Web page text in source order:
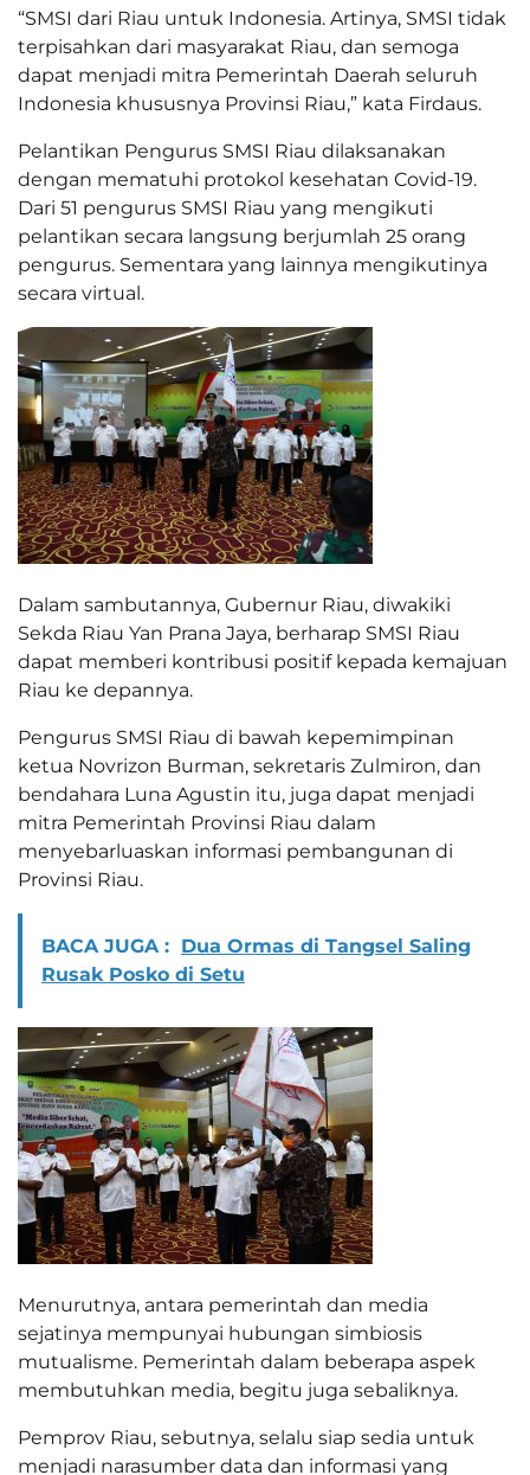
“SMSI dari Riau untuk Indonesia. Artinya, SMSI tidak
terpisahkan dari masyarakat Riau, dan semoga
dapat menjadi mitra Pemerintah Daerah seluruh
Indonesia khususnya Provinsi Riau,” kata Firdaus.
Pelantikan Pengurus SMSI Riau dilaksanakan
dengan mematuhi protokol kesehatan Covid-19.
Dari 51 pengurus SMSI Riau yang mengikuti
pelantikan secara langsung berjumlah 25 orang
pengurus. Sementara yang lainnya mengikutinya
secara virtual.
Dalam sambutannya, Gubernur Riau, diwakiki
Sekda Riau Yan Prana Jaya, berharap SMSI Riau
dapat memberi kontribusi positif kepada kemajuan
Riau ke depannya.
Pengurus SMSI Riau di bawah kepemimpinan
ketua Novrizon Burman, sekretaris Zulmiron, dan
bendahara Luna Agustin itu, juga dapat menjadi
mitra Pemerintah Provinsi Riau dalam
menyebarluaskan informasi pembangunan di
Provinsi Riau.
BACA JUGA : Dua Ormas di Tangsel Saling
Rusak Posko di Setu
Menurutnya, antara pemerintah dan media
sejatinya mempunyai hubungan simbiosis
mutualisme. Pemerintah dalam beberapa aspek
membutuhkan media, begitu juga sebaliknya.
Pemprov Riau, sebutnya, selalu siap sedia untuk
menjadi narasumber data dan informasi yang